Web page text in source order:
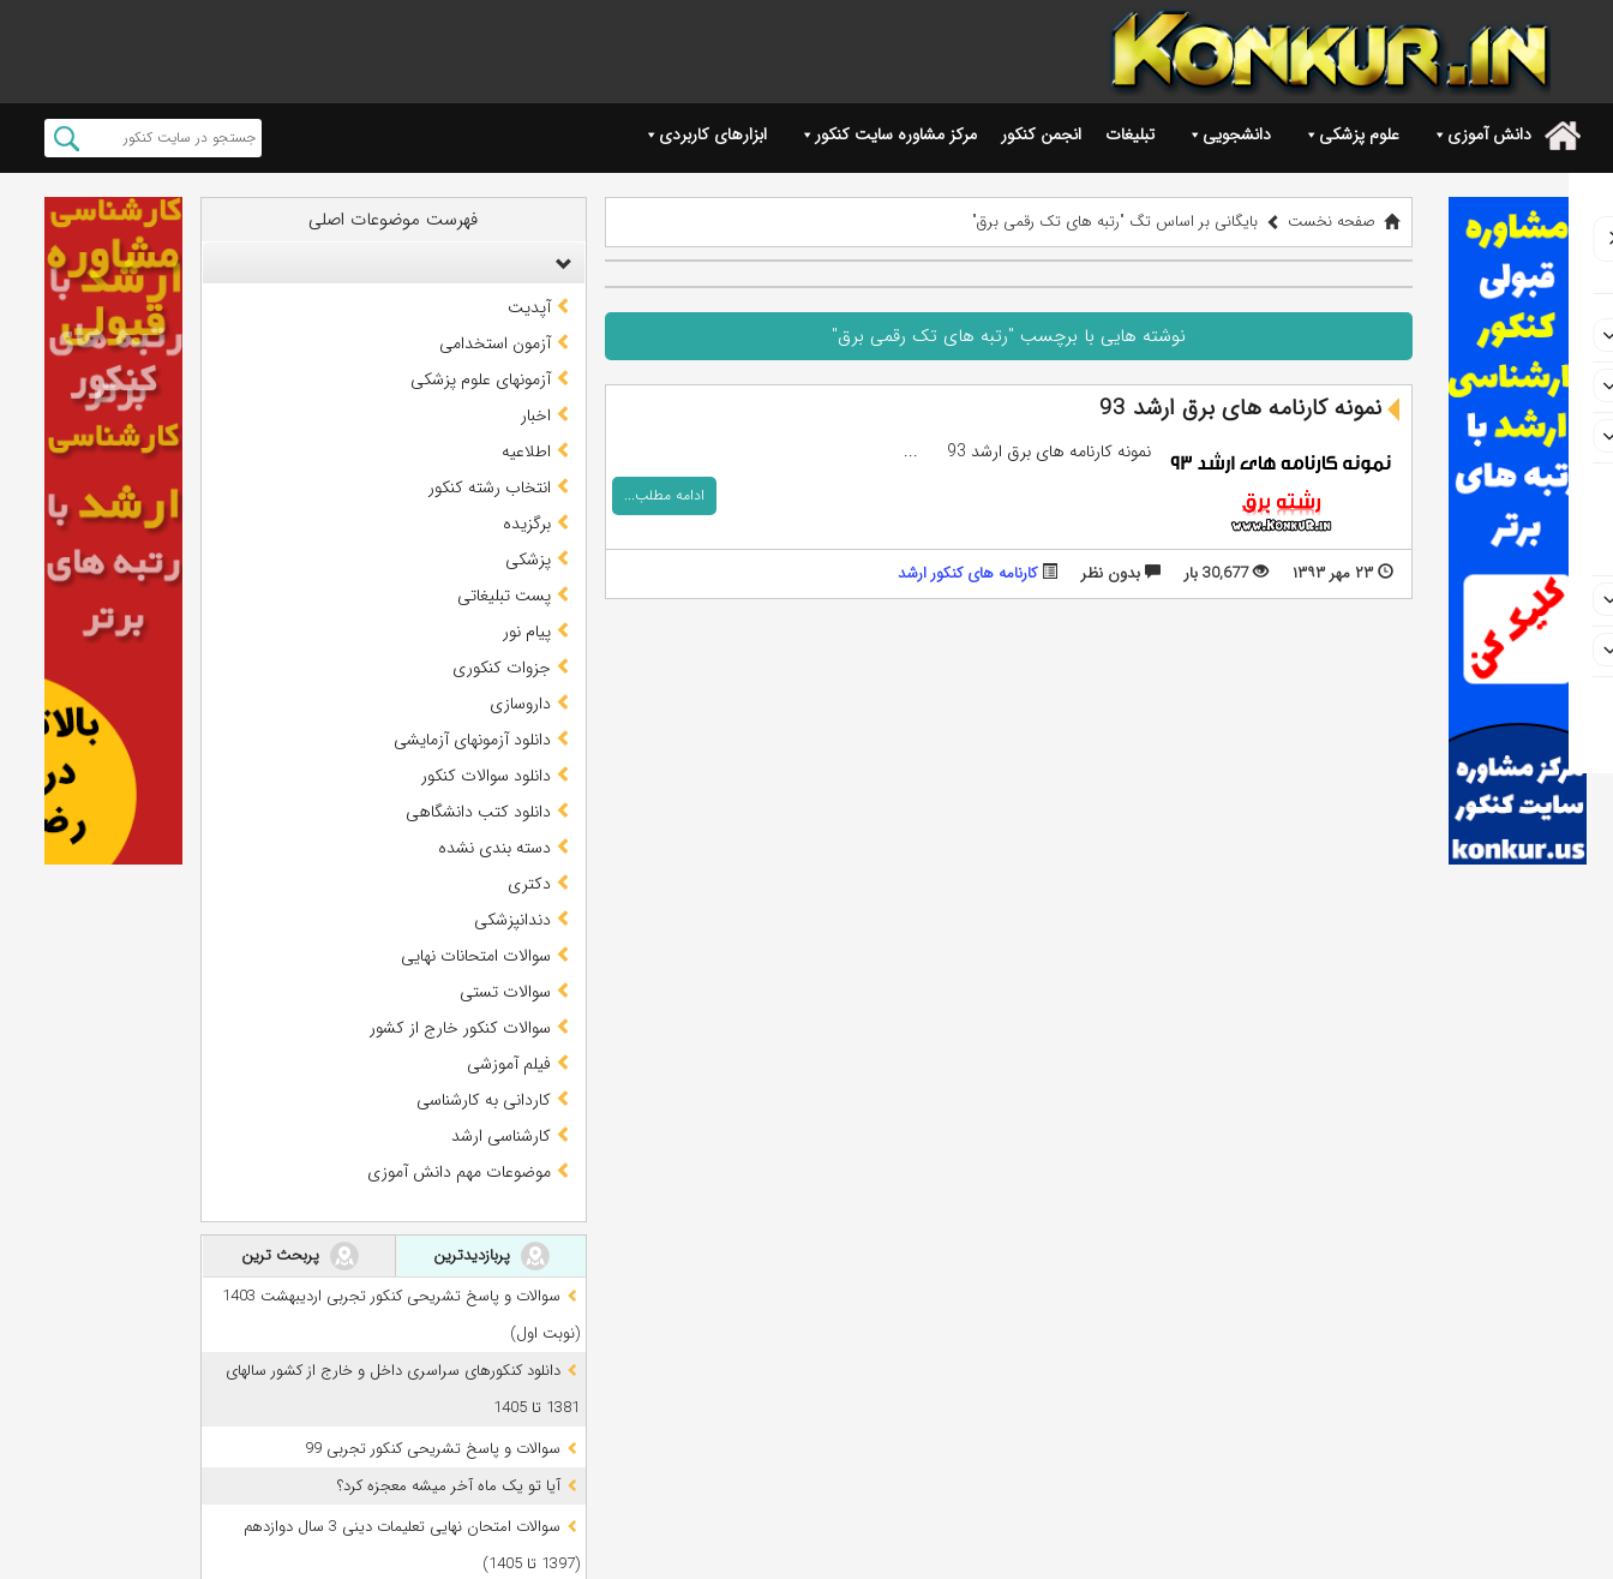
. دانش آموزی علوم پزشکی دانشجویی تبلیغات انجمن کنکور مرکز مشاوره سایت کنکور ابزارهای کاربردی
صفحه نخست بایگانی بر اساس تگ "رتبه های تک رقمی برق"
نوشته هایی با برچسب "رتبه های تک رقمی برق"
نمونه کارنامه های برق ارشد 93
نمونه کارنامه های برق ارشد 93 ...
ادامه مطلب...
۲۳ مهر ۱۳۹۳ 30,677 بار بدون نظر کارنامه های کنکور ارشد
فهرست موضوعات اصلی
آپدیت
آزمون استخدامی
آزمونهای علوم پزشکی
اخبار
اطلاعیه
انتخاب رشته کنکور
برگزیده
پزشکی
پست تبلیغاتی
پیام نور
جزوات کنکوری
داروسازی
دانلود آزمونهای آزمایشی
دانلود سوالات کنکور
دانلود کتب دانشگاهی
دسته بندی نشده
دکتری
دندانپزشکی
سوالات امتحانات نهایی
سوالات تستی
سوالات کنکور خارج از کشور
فیلم آموزشی
کاردانی به کارشناسی
کارشناسی ارشد
موضوعات مهم دانش آموزی
پربازدیدترین
پربحث ترین
سوالات و پاسخ تشریحی کنکور تجربی اردیبهشت 1403
(نوبت اول)
دانلود کنکورهای سراسری داخل و خارج از کشور سالهای
1381 تا 1405
سوالات و پاسخ تشریحی کنکور تجربی 99
آیا تو یک ماه آخر میشه معجزه کرد؟
سوالات امتحان نهایی تعلیمات دینی 3 سال دوازدهم
(1397 تا 1405)